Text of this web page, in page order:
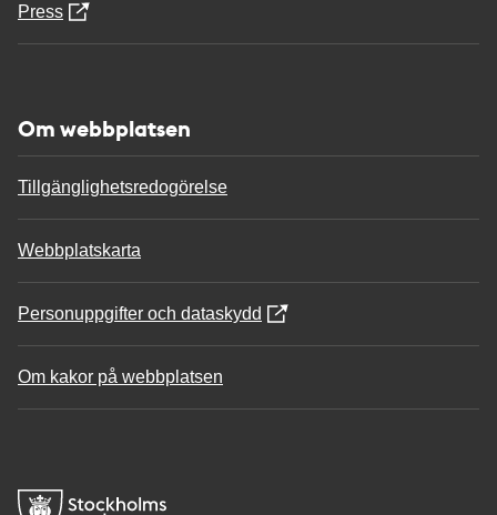
Press
Om webbplatsen
Tillgänglighetsredogörelse
Webbplatskarta
Personuppgifter och dataskydd
Om kakor på webbplatsen